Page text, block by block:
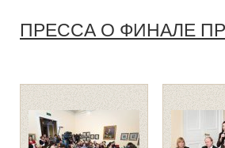
ПРЕССА О ФИНАЛЕ